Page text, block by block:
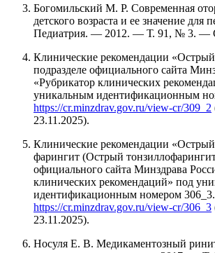
Богомильский М. Р. Современная
детского возраста и ее значение для
Педиатрия. — 2012. — Т. 91, № 3. —
Клинические рекомендации
подразделе официального сайта
«Рубрикатор клинических
уникальным идентификационным
https://cr.minzdrav.gov.ru/view-cr/309_2
23.11.2025).
Клинические рекомендации
фарингит (Острый
официального сайта Минздрава
клинических рекомендаций» под
идентификационным номером
https://cr.minzdrav.gov.ru/view-cr/306_3
23.11.2025).
Носуля Е. В. Медикаментозный